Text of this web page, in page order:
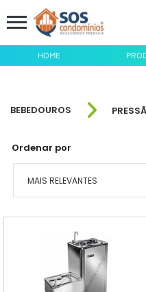
HOME
BEBEDOUROS
Ordenar por
MAIS RELEVANTES
MAIS VENDIDOS
MENOR PREÇO
MAIOR PREÇO